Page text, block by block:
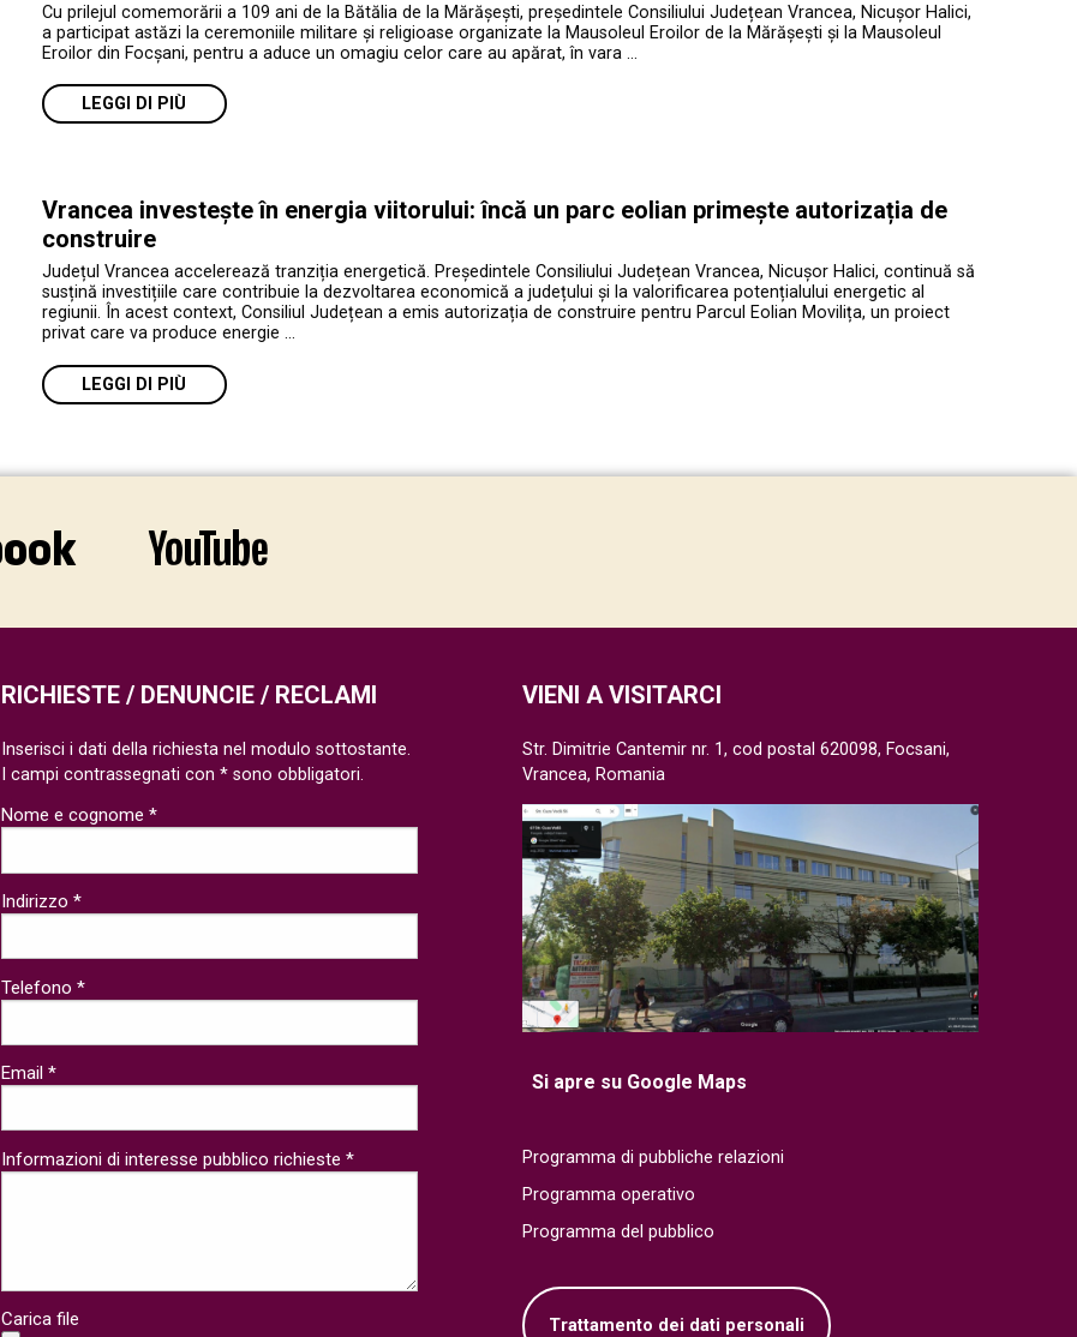
Cu prilejul comemorării a 109 ani de la Bătălia de la Mărășești, președintele Consiliului Județean Vrancea, Nicușor Halici,
a participat astăzi la ceremoniile militare și religioase organizate la Mausoleul Eroilor de la Mărășești și la Mausoleul
Eroilor din Focșani, pentru a aduce un omagiu celor care au apărat, în vara …
LEGGI DI PIÙ
Vrancea investește în energia viitorului: încă un parc eolian primește autorizația de
construire
Județul Vrancea accelerează tranziția energetică. Președintele Consiliului Județean Vrancea, Nicușor Halici, continuă să
susțină investițiile care contribuie la dezvoltarea economică a județului și la valorificarea potențialului energetic al
regiunii. În acest context, Consiliul Județean a emis autorizația de construire pentru Parcul Eolian Movilița, un proiect
privat care va produce energie …
LEGGI DI PIÙ
VIENI A VISITARCI
Str. Dimitrie Cantemir nr. 1, cod postal 620098, Focsani,
Vrancea, Romania
Si apre su Google Maps
Programma di pubbliche relazioni
Programma operativo
Programma del pubblico
Trattamento dei dati personali
RICHIESTE / DENUNCIE / RECLAMI
Inserisci i dati della richiesta nel modulo sottostante.
I campi contrassegnati con * sono obbligatori.
Nome e cognome *
Indirizzo *
Telefono *
Email *
Informazioni di interesse pubblico richieste *
Carica file